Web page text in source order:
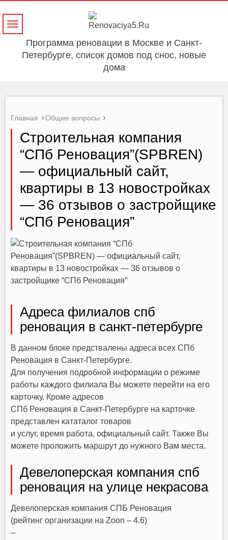
Программа реновации в Москве и Санкт-
Петербурге, список домов под снос, новые
дома
Навигация
Главная Общие вопросы
Строительная компания
“СПб Реновация”(SPBREN)
— официальный сайт,
квартиры в 13 новостройках
— 36 отзывов о застройщике
“СПб Реновация”
Адреса филиалов спб
реновация в санкт‑петербурге
В данном блоке предствалены адреса всех СПб
Реновация в Санкт‑Петербурге.
Для получения подробной информации о режиме
работы каждого филиала Вы можете перейти на его
карточку. Кроме адресов
СПб Реновация в Санкт‑Петербурге на карточке
представлен кататалог товаров
и услуг, время работа, официальный сайт. Также Вы
можете проложить маршрут до нужного Вам места.
Девелоперская компания спб
реновация на улице некрасова
Девелоперская компания СПБ Реновация
(рейтинг организации на Zoon – 4.6)
–